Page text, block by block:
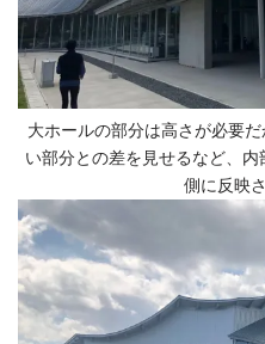
大ホールの部分は高さが必要
い部分との差を見せるなど、
側に反映